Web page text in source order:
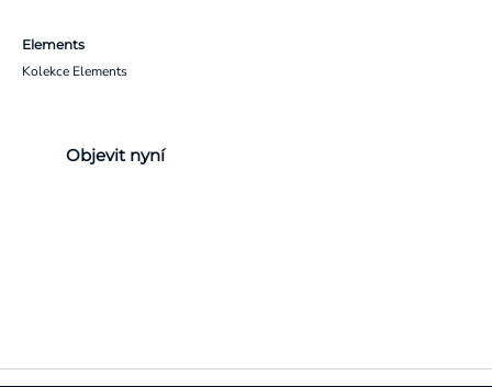
Elements
Kolekce Elements
Objevit nyní